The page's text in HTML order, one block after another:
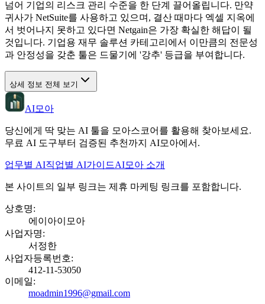
넘어 기업의 리스크 관리 수준을 한 단계 끌어올립니다. 만약
귀사가 NetSuite를 사용하고 있으며, 결산 때마다 엑셀 지옥에
서 벗어나지 못하고 있다면 Netgain은 가장 확실한 해답이 될
것입니다. 기업용 재무 솔루션 카테고리에서 이만큼의 전문성
과 안정성을 갖춘 툴은 드물기에 '강추' 등급을 부여합니다.
상세 정보 전체 보기
AI모아
당신에게 딱 맞는 AI 툴을 모아스코어를 활용해 찾아보세요.
무료 AI 도구부터 검증된 추천까지 AI모아에서.
업무별 AI직업별 AI가이드AI모아 소개
본 사이트의 일부 링크는 제휴 마케팅 링크를 포함합니다.
상호명:
에이아이모아
사업자명:
서정한
사업자등록번호:
412-11-53050
이메일:
moadmin1996@gmail.com